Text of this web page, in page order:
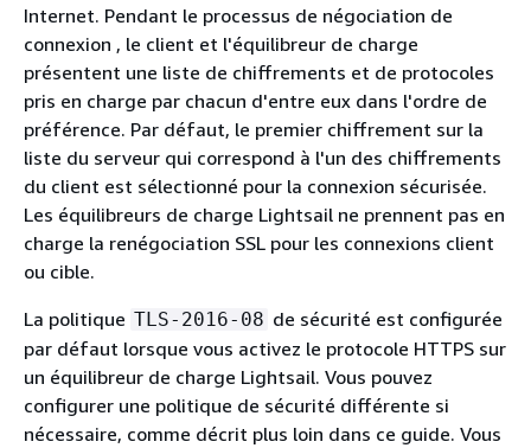
Internet. Pendant le processus de négociation de
connexion , le client et l'équilibreur de charge
présentent une liste de chiffrements et de protocoles
pris en charge par chacun d'entre eux dans l'ordre de
préférence. Par défaut, le premier chiffrement sur la
liste du serveur qui correspond à l'un des chiffrements
du client est sélectionné pour la connexion sécurisée.
Les équilibreurs de charge Lightsail ne prennent pas en
charge la renégociation SSL pour les connexions client
ou cible.
La politique TLS-2016-08 de sécurité est configurée
par défaut lorsque vous activez le protocole HTTPS sur
un équilibreur de charge Lightsail. Vous pouvez
configurer une politique de sécurité différente si
nécessaire, comme décrit plus loin dans ce guide. Vous